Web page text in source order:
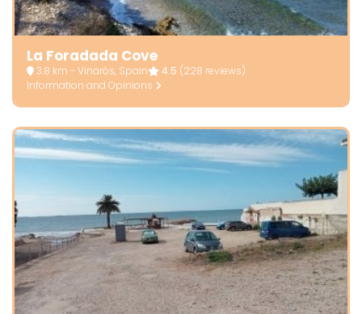
La Foradada Cove
3.8 km - Vinaròs, Spain 4.5 (228 reviews)
Information and Opinions